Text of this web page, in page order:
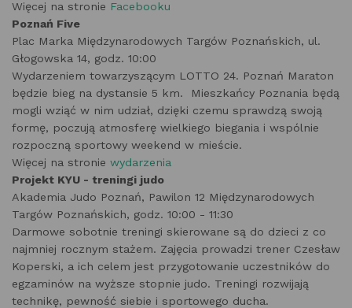
Więcej na stronie Facebooku
Poznań Five
Plac Marka Międzynarodowych Targów Poznańskich, ul.
Głogowska 14, godz. 10:00
Wydarzeniem towarzyszącym LOTTO 24. Poznań Maraton
będzie bieg na dystansie 5 km. Mieszkańcy Poznania będą
mogli wziąć w nim udział, dzięki czemu sprawdzą swoją
formę, poczują atmosferę wielkiego biegania i wspólnie
rozpoczną sportowy weekend w mieście.
Więcej na stronie wydarzenia
Projekt KYU - treningi judo
Akademia Judo Poznań, Pawilon 12 Międzynarodowych
Targów Poznańskich, godz. 10:00 - 11:30
Darmowe sobotnie treningi skierowane są do dzieci z co
najmniej rocznym stażem. Zajęcia prowadzi trener Czesław
Koperski, a ich celem jest przygotowanie uczestników do
egzaminów na wyższe stopnie judo. Treningi rozwijają
technikę, pewność siebie i sportowego ducha.